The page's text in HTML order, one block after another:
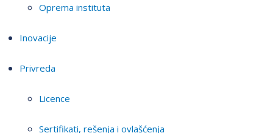
Oprema instituta
Inovacije
Privreda
Licence
Sertifikati, rešenja i ovlašćenja